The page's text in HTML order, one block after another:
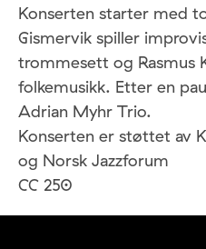
Konserten starter med
Gismervik spiller
trommesett og Rasmus
folkemusikk. Etter en
Adrian Myhr Trio.
Konserten er støttet av
og Norsk Jazzforum
CC 250